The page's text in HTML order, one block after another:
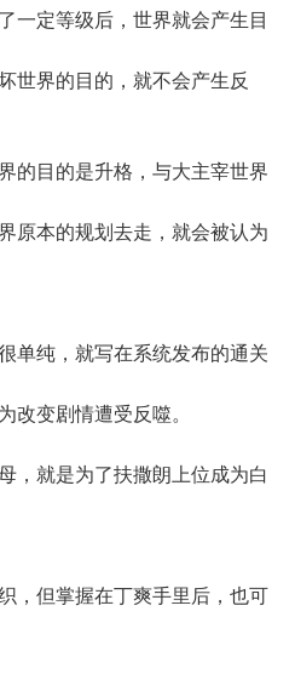
定等级后，世界就会产生目
世界的目的，就不会产生反
目的是升格，与大主宰世界
原本的规划去走，就会被认为
纯，就写在系统发布的通关
改变剧情遭受反噬。
就是为了扶撒朗上位成为白
但掌握在丁爽手里后，也可